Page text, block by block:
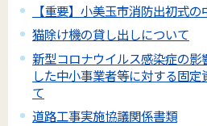
【重要】小美玉市消防出初式
猫除け機の貸し出しについて
新型コロナウイルス感染症の
した中小事業者等に対する固
て
道路工事実施協議関係書類